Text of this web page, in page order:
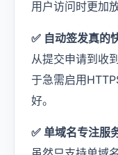
用户访问时更加放
✅ 自动签发真的
从提交申请到收
于急需启用
好。
✅ 单域名专注服